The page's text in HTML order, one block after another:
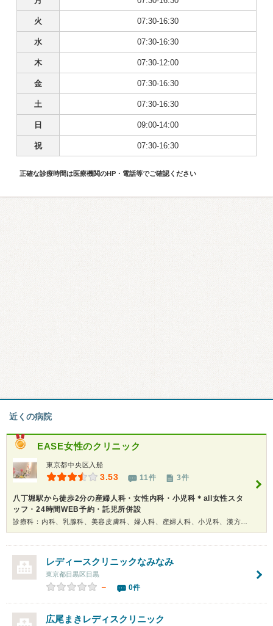
火 07:30-16:30
水 07:30-16:30
木 07:30-12:00
金 07:30-16:30
土 07:30-16:30
日 09:00-14:00
祝 07:30-16:30
正確な診療時間は医療機関のHP・電話等でご確認ください
近くの病院
EASE女性のクリニック
東京都中央区入船
3.53 11件 3件
八丁堀駅から徒歩2分の産婦人科・女性内科・小児科＊all女性スタ
ッフ・24時間WEB予約・託児所併設
レディースクリニックなみなみ
東京都目黒区目黒
－ 0件
広尾まきレディスクリニック